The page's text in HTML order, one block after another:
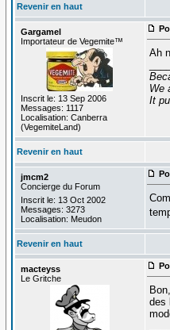
Revenir en haut
Gargamel
Importateur de Vegemite™
Inscrit le: 13 Sep 2006
Messages: 1117
Localisation: Canberra
(VegemiteLand)
Ah
We
It
Revenir en haut
jmcm2
Concierge du Forum
Inscrit le: 13 Oct 2002
Messages: 3273
Localisation: Meudon
Revenir en haut
macteyss
Le Gritche
des